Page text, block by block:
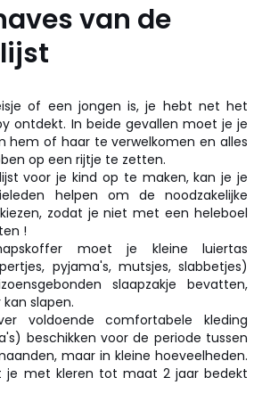
van de
of een jongen is, je hebt net het
ontdekt. In beide gevallen moet je je
hem of haar te verwelkomen en alles
op een rijtje te zetten.
voor je kind op te maken, kan je je
helpen om de noodzakelijke
zodat je niet met een heleboel
!
moet je kleine luiertas
pyjama's, mutsjes, slabbetjes)
slaapzakje bevatten,
slapen.
voldoende comfortabele kleding
beschikken voor de periode tussen
maar in kleine hoeveelheden.
je met kleren tot maat 2 jaar bedekt